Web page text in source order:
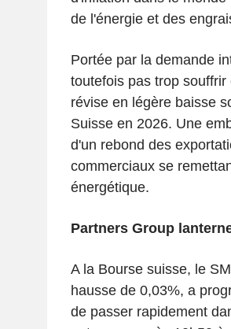
de l'énergie et des
Portée par la demande
toutefois pas trop
révise en légère baisse
Suisse en 2026. Une
d'un rebond des
commerciaux se
énergétique.
Partners Group
A la Bourse suisse, le
hausse de 0,03%, a
de passer rapidement